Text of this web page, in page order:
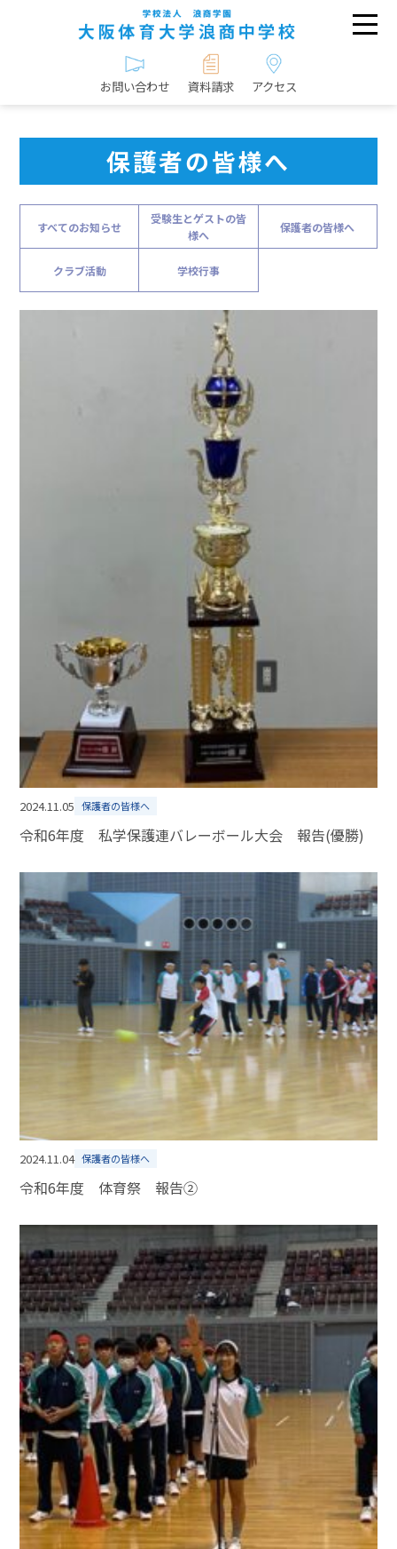
お問い合わせ 資料請求 アクセス
保護者の皆様へ
すべてのお知らせ
受験生とゲストの皆
様へ
保護者の皆様へ
クラブ活動 学校行事
2024.11.05 保護者の皆様へ
令和6年度 私学保護連バレーボール大会 報告(優勝)
2024.11.04 保護者の皆様へ
令和6年度 体育祭 報告②